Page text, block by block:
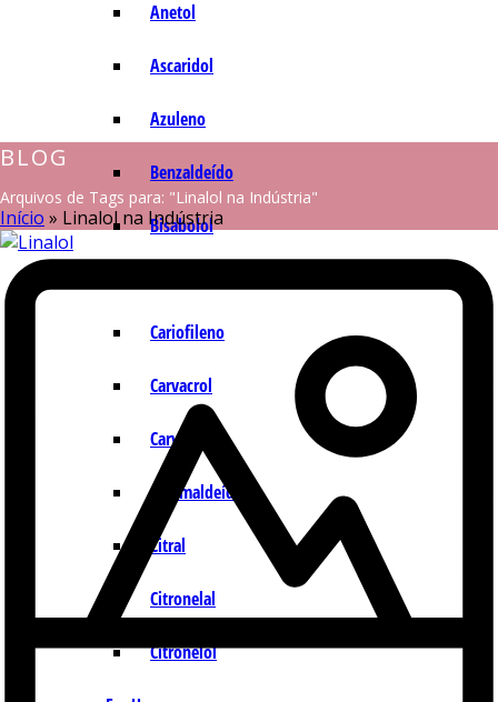
Anetol
Ascaridol
Azuleno
Benzaldeído
Bisabolol
Cariofileno
Carvacrol
Carvona
Cinamaldeído
Citral
Citronelal
Citronelol
BLOG
Arquivos de Tags para: "Linalol na Indústria"
Início » Linalol na Indústria